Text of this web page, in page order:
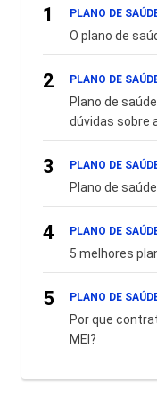
1 PLANO DE
O plano de
2 PLANO DE
Plano de
dúvidas sobre
3 PLANO DE
Plano de
4 PLANO DE
5 melhores
5 PLANO DE
Por que
MEI?